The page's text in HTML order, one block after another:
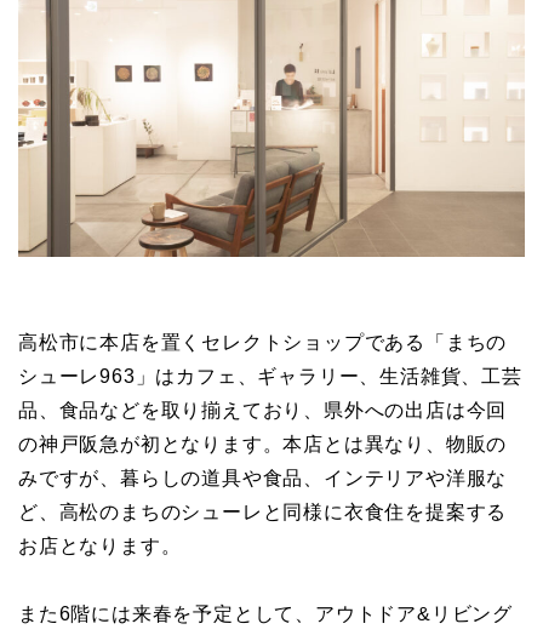
高松市に本店を置くセレクトショップである「まちの
シューレ963」はカフェ、ギャラリー、生活雑貨、工芸
品、食品などを取り揃えており、県外への出店は今回
の神戸阪急が初となります。本店とは異なり、物販の
みですが、暮らしの道具や食品、インテリアや洋服な
ど、高松のまちのシューレと同様に衣食住を提案する
お店となります。
また6階には来春を予定として、アウトドア&リビング